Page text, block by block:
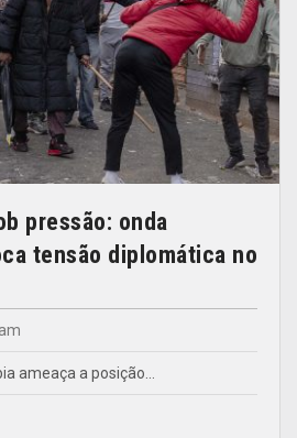
pressão: onda
tensão diplomática no
ameaça a posição…